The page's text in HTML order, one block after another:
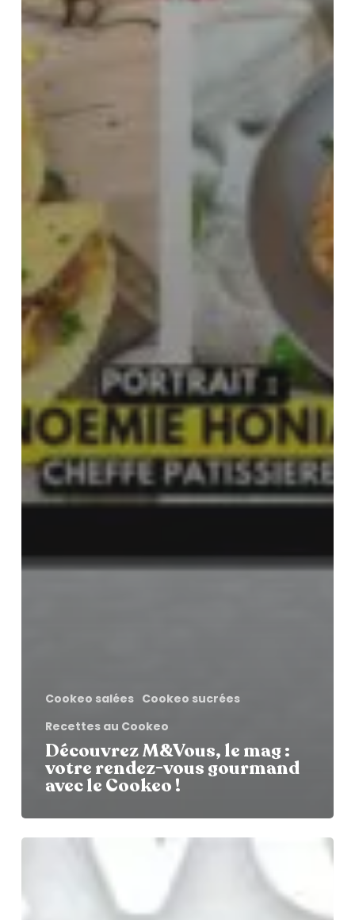
Cookeo salées Cookeo sucrées
Recettes au Cookeo
Découvrez M&Vous, le mag :
votre rendez-vous gourmand
avec le Cookeo !